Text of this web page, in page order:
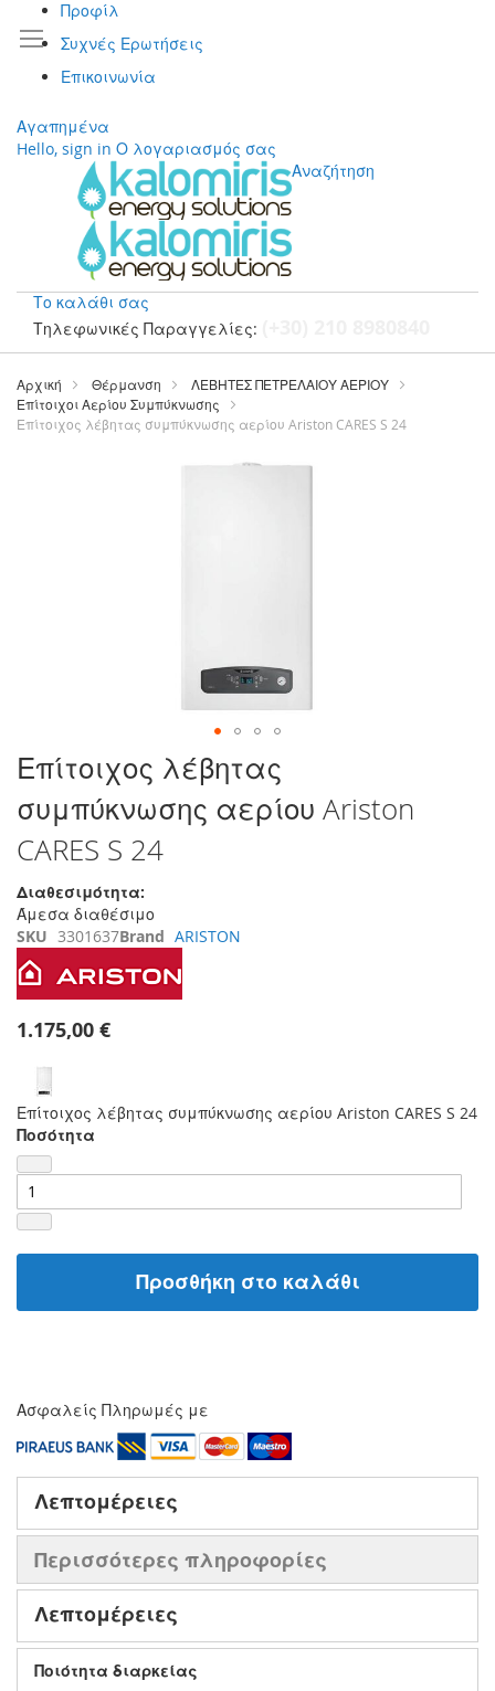
Προφίλ
Συχνές Ερωτήσεις
Επικοινωνία
Αγαπημένα
Hello, sign in Ο λογαριασμός σας
Αναζήτηση
Το καλάθι σας
Τηλεφωνικές Παραγγελίες:
Μετάβαση
περιεχόμενο
Αρχική Θέρμανση
ΛΕΒΗΤΕΣ ΠΕΤΡΕΛΑΙΟΥ ΑΕΡΙΟΥ
Επίτοιχοι Αερίου Συμπύκνωσης
Επίτοιχος λέβητας συμπύκνωσης αερίου Ariston CARES S 24
Μετάβαση
στην
αρχή
της
συλλογής
εικόνων
Επίτοιχος λέβητας
συμπύκνωσης αερίου Ariston
CARES S 24
Διαθεσιμότητα:
Άμεσα διαθέσιμο
SKU 3301637Brand ARISTON
1.175,00 €
Επίτοιχος λέβητας συμπύκνωσης αερίου Ariston CARES S 24
Ποσότητα
Προσθήκη στο καλάθι
Ασφαλείς Πληρωμές με
Λεπτομέρειες
Περισσότερες πληροφορίες
Λεπτομέρειες
Ποιότητα διαρκείας